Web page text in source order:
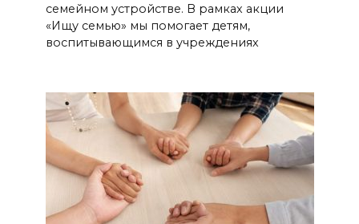
семейном устройстве. В рамках акции
«Ищу семью» мы помогает детям,
воспитывающимся в учреждениях